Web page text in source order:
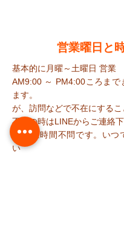
営業曜日と
基本的に月曜～土曜日 営業
AM9:00 ～ PM4:00ころまで​
ます。
が、訪問などで不在にするこ
不在の時はLINEからご連絡下
​LINEは時間不問です。いつ
い